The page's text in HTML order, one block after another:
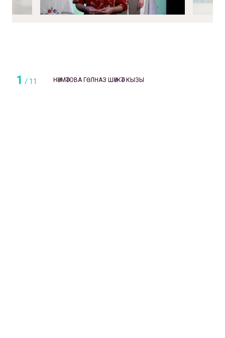
1 / 11 НӘҮМӘТОВА ГӨЛНАЗ ШӘҮКӘТ КЫЗЫ